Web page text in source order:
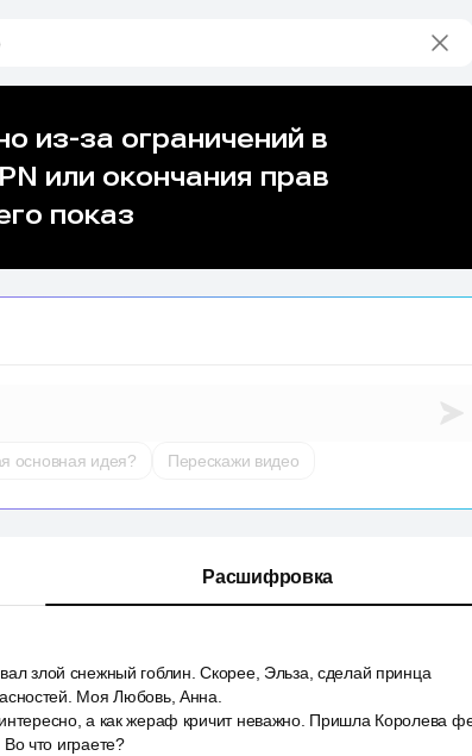
основная идея? Перескажи видео
Расшифровка
злой снежный гоблин. Скорее, Эльза, сделай принца
Моя Любовь, Анна.
а как жераф кричит неважно. Пришла Королева
что играете?